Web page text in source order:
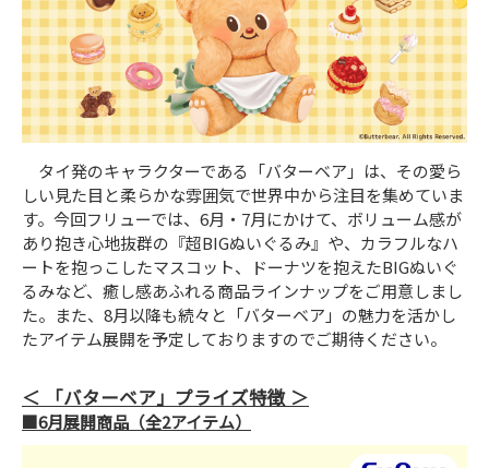
タイ発のキャラクターである「バターベア」は、その愛ら
しい見た目と柔らかな雰囲気で世界中から注目を集めていま
す。今回フリューでは、6月・7月にかけて、ボリューム感が
あり抱き心地抜群の『超BIGぬいぐるみ』や、カラフルなハ
ートを抱っこしたマスコット、ドーナツを抱えたBIGぬいぐ
るみなど、癒し感あふれる商品ラインナップをご用意しまし
た。また、8月以降も続々と「バターベア」の魅力を活かし
たアイテム展開を予定しておりますのでご期待ください。
「バターベア」プライズ特徴
■6月展開商品（全2アイテム）